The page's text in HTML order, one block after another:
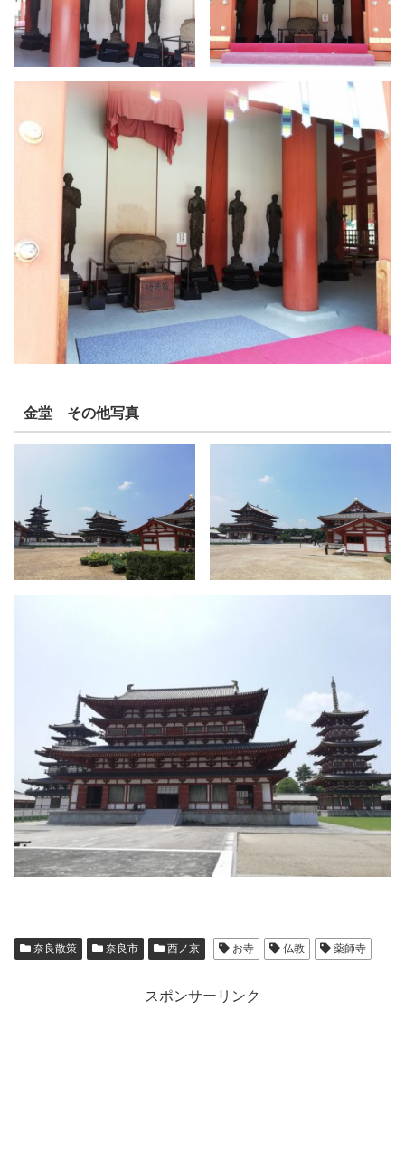
金堂 その他写真
奈良散策 奈良市 西ノ京 お寺 仏教 薬師寺
スポンサーリンク